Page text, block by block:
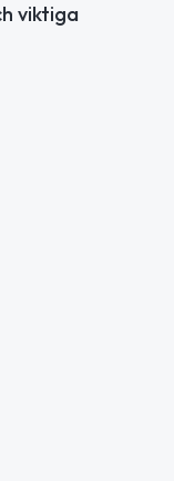
viktiga